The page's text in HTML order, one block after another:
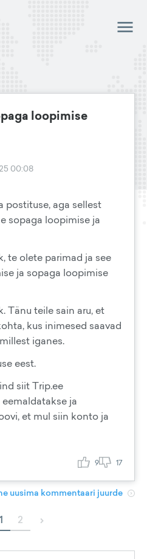
loopimise
00:08
postituse, aga sellest
sopaga loopimise ja
te olete parimad ja see
ja sopaga loopimise
Tänu teile sain aru, et
kus inimesed saavad
iganes.
eest.
siit Trip.ee
ja
et mul siin konto ja
9 17
uusima kommentaari juurde
1 2 ›